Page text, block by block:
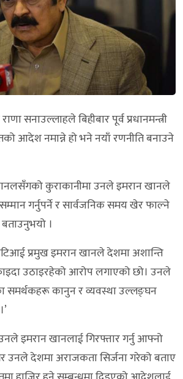
सनाउल्लाहले बिहीबार पूर्व प्रधानमन्त्री
आदेश नमान्ने हो भने नयाँ रणनीति बनाउने
कुराकानीमा उनले इमरान खानले
गर्नुपर्ने र सार्वजनिक समय खेर फाल्ने
।
प्रमुख इमरान खानले देशमा अशान्ति
उठाइरहेको आरोप लगाएको छो। उनले
समर्थकहरू कानुन र व्यवस्था उल्लङ्घन
इमरान खानलाई गिरफ्तार गर्नु आफ्नो
उनले देशमा अराजकता सिर्जना गरेको बताए